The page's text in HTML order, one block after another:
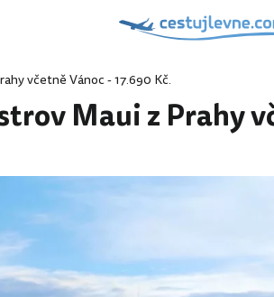
včetně Vánoc - 17.690 Kč.
Maui z Prahy